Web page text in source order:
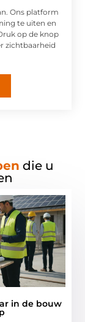
Ons platform
te uiten en
op de knop
zichtbaarheid
die u
in de bouw